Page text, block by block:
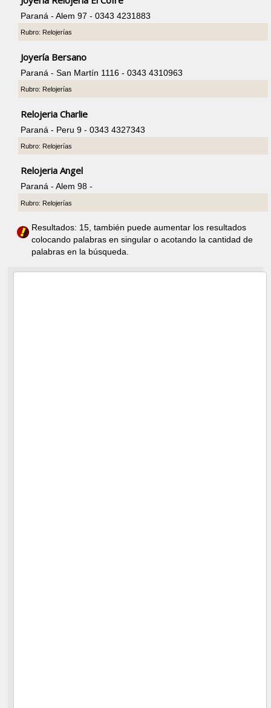
Paraná - Alem 97 - 0343 4231883
Rubro: Relojerías
Joyería Bersano
Paraná - San Martín 1116 - 0343 4310963
Rubro: Relojerías
Relojeria Charlie
Paraná - Peru 9 - 0343 4327343
Rubro: Relojerías
Relojeria Angel
Paraná - Alem 98 -
Rubro: Relojerías
Resultados: 15, también puede aumentar los resultados
colocando palabras en singular o acotando la cantidad de
palabras en la búsqueda.